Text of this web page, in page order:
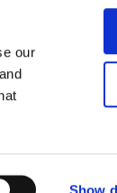
our
Show